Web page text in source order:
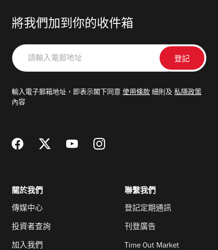
將我們加到你的收件箱
請
輸
郵
輸入電子郵箱地址，即表示閣下同意 使用條款 細則及 私隱政策
內容
關於我們
傳媒中心
投資者查詢
加入我們
聯繫我們
登記定期通訊
刊登廣告
Time Out Market